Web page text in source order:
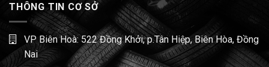
THÔNG TIN CƠ SỞ
VP Biên Hoà: 522 Đồng Khởi, p.Tân Hiệp, Biên Hòa, Đồng
Nai